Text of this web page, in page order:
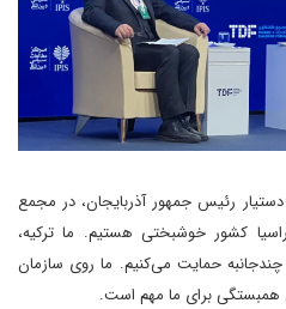
رئیس جمهور آذربایجان، در مجمع
کشور خوشبختی هستیم. ما ترکیه،
چندجانبه حمایت می‌کنیم. ما روی سازمان
همبستگی برای ما مهم است.